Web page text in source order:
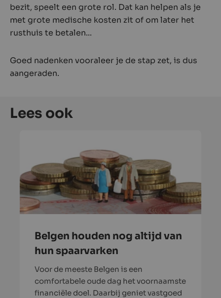
bezit, speelt een grote rol. Dat kan helpen als je
met grote medische kosten zit of om later het
rusthuis te betalen...
Goed nadenken vooraleer je de stap zet, is dus
aangeraden.
Lees ook
Belgen houden nog altijd van
hun spaarvarken
Voor de meeste Belgen is een
comfortabele oude dag het voornaamste
financiële doel. Daarbij geniet vastgoed